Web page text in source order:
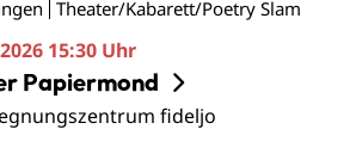
Theater/Kabarett/Poetry Slam
15:30 Uhr
Papiermond
fideljo